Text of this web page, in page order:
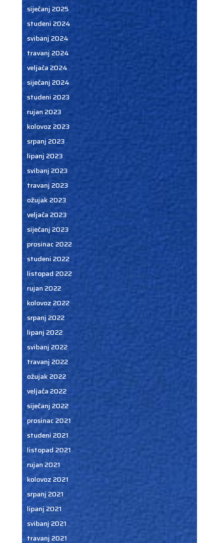
siječanj 2025
studeni 2024
svibanj 2024
travanj 2024
veljača 2024
siječanj 2024
studeni 2023
rujan 2023
kolovoz 2023
srpanj 2023
lipanj 2023
svibanj 2023
travanj 2023
ožujak 2023
veljača 2023
siječanj 2023
prosinac 2022
studeni 2022
listopad 2022
rujan 2022
kolovoz 2022
srpanj 2022
lipanj 2022
svibanj 2022
travanj 2022
ožujak 2022
veljača 2022
siječanj 2022
prosinac 2021
studeni 2021
listopad 2021
rujan 2021
kolovoz 2021
srpanj 2021
lipanj 2021
svibanj 2021
travanj 2021